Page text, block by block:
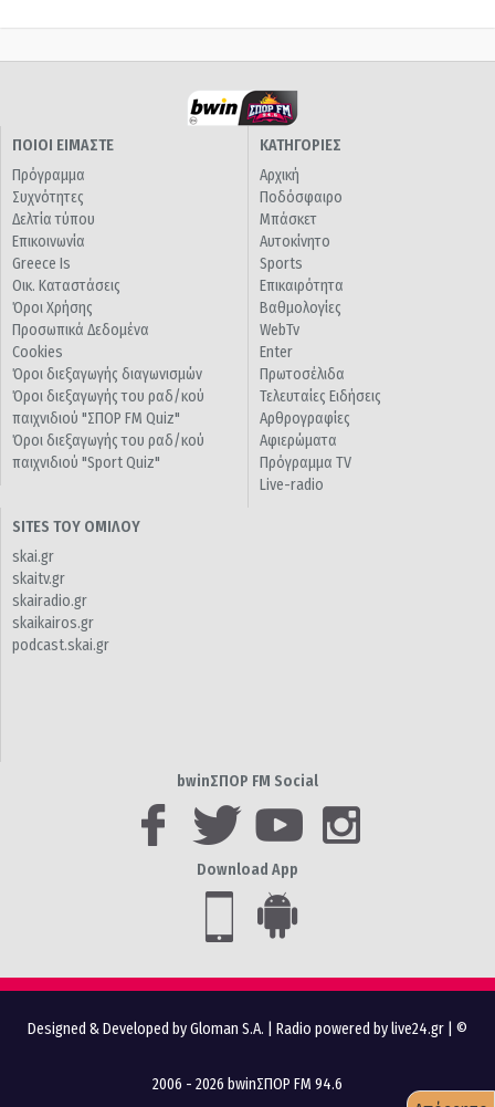
ΠΟΙΟΙ ΕΙΜΑΣΤΕ
Πρόγραμμα
Συχνότητες
Δελτία τύπου
Επικοινωνία
Greece Is
Οικ. Καταστάσεις
Όροι Χρήσης
Προσωπικά Δεδομένα
Cookies
Όροι διεξαγωγής διαγωνισμών
Όροι διεξαγωγής του ραδ/κού
παιχνιδιού "ΣΠΟΡ FM Quiz"
Όροι διεξαγωγής του ραδ/κού
παιχνιδιού "Sport Quiz"
ΚΑΤΗΓΟΡΙΕΣ
Αρχική
Ποδόσφαιρο
Μπάσκετ
Αυτοκίνητο
Sports
Επικαιρότητα
Βαθμολογίες
WebTv
Enter
Πρωτοσέλιδα
Τελευταίες Ειδήσεις
Αρθρογραφίες
Αφιερώματα
Πρόγραμμα TV
Live-radio
SITES ΤΟΥ ΟΜΙΛΟΥ
skai.gr
skaitv.gr
skairadio.gr
skaikairos.gr
podcast.skai.gr
bwinΣΠΟΡ FM Social
Download App
Designed & Developed by Gloman S.A. Radio powered by live24.gr | ©
2006 - 2026 bwinΣΠΟΡ FM 94.6